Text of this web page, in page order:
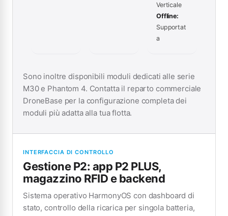
Verticale
Offline:
Supportat
a
Sono inoltre disponibili moduli dedicati alle serie
M30 e Phantom 4. Contatta il reparto commerciale
DroneBase per la configurazione completa dei
moduli più adatta alla tua flotta.
INTERFACCIA DI CONTROLLO
Gestione P2: app P2 PLUS,
magazzino RFID e backend
Sistema operativo HarmonyOS con dashboard di
stato, controllo della ricarica per singola batteria,